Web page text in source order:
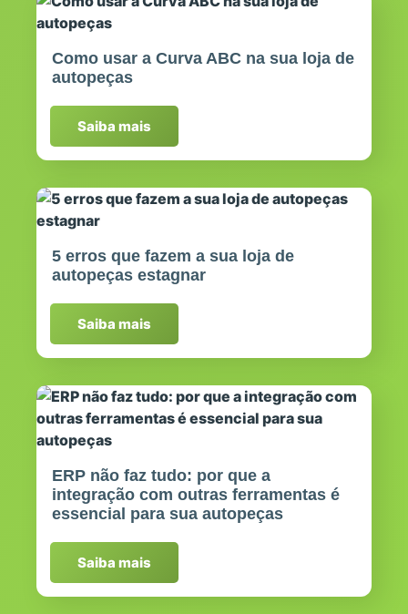
Como usar a Curva ABC na sua loja de
autopeças
Saiba mais
5 erros que fazem a sua loja de
autopeças estagnar
Saiba mais
ERP não faz tudo: por que a
integração com outras ferramentas é
essencial para sua autopeças
Saiba mais